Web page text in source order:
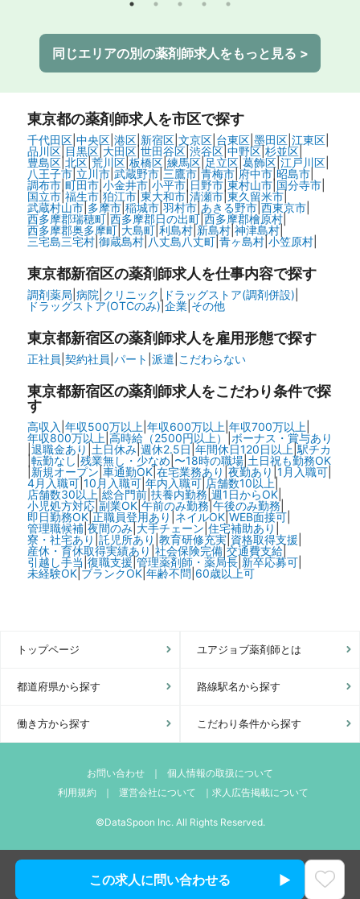
同じエリアの別の薬剤師求人をもっと見る >
東京都の薬剤師求人を市区で探す
千代田区| 中央区| 港区| 新宿区| 文京区| 台東区| 墨田区| 江東区|
品川区| 目黒区| 大田区|世田谷区| 渋谷区| 中野区| 杉並区|
豊島区|北区| 荒川区| 板橋区| 練馬区| 足立区| 葛飾区| 江戸川区|
八王子市| 立川市| 武蔵野市| 三鷹市| 青梅市| 府中市| 昭島市|
調布市| 町田市| 小金井市| 小平市| 日野市| 東村山市|国分寺市|
国立市|福生市|狛江市| 東大和市|清瀬市|東久留米市|
武蔵村山市| 多摩市| 稲城市| 羽村市| あきる野市| 西東京市|
西多摩郡瑞穂町| 西多摩郡日の出町| 西多摩郡檜原村|
西多摩郡奥多摩町| 大島町| 利島村| 新島村| 神津島村|
三宅島三宅村| 御蔵島村| 八丈島八丈町| 青ヶ島村| 小笠原村|
東京都新宿区の薬剤師求人を仕事内容で探す
調剤薬局 病院 クリニック ドラッグストア(調剤併設)
ドラッグストア(OTCのみ)| 企業| その他
東京都新宿区の薬剤師求人を雇用形態で探す
正社員 契約社員 パート 派遣 こだわらない
東京都新宿区の薬剤師求人をこだわり条件で探
す
高収入 年収500万以上 年収600万以上 年収700万以上
年収800万以上 高時給（2500円以上）| ボーナス・賞与あり
退職金あり 土日休み| 週休2.5日 年間休日120日以上 駅チカ
|転勤なし 残業無し・少なめ 〜18時の職場| 土日祝も勤務OK
|新規オープン 車通勤OK|在宅業務あり 夜勤あり 1月入職可|
4月入職可| 10月入職可| 年内入職可| 店舗数10以上|
店舗数30以上 総合門前| 扶養内勤務 週1日からOK|
小児処方対応| 副業OK| 午前のみ勤務| 午後のみ勤務|
即日勤務OK| 正職員登用あり ネイルOK| WEB面接可|
管理職候補| 夜間のみ| 大手チェーン 住宅補助あり
寮・社宅あり 託児所あり 教育研修充実| 資格取得支援
産休・育休取得実績あり 社会保険完備| 交通費支給|
引越し手当 復職支援 |管理薬剤師・薬局長| 新卒応募可|
未経験OK| ブランクOK| 年齢不問 60歳以上可
トップページ ユアジョブ薬剤師とは
都道府県から探す 路線駅名から探す
働き方から探す こだわり条件から探す
お問い合わせ ｜
個人情報の取扱について
利用規約
｜ 運営会社について ｜ 求人広告掲載について
©DataSpoon Inc. All Rights Reserved.
この求人に問い合わせる